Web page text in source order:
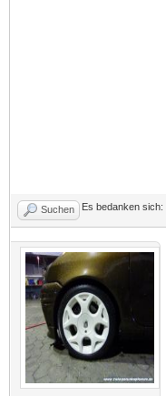
Suchen Es bedanken sich: